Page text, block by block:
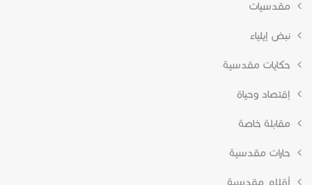
مقدسيات
نبض إيلياء
حكايات مقدسية
إقتصاد وحياة
مقابلة خاصة
حارات مقدسية
أقلام مقدسية